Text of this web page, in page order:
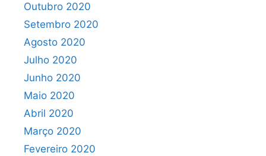
Outubro 2020
Setembro 2020
Agosto 2020
Julho 2020
Junho 2020
Maio 2020
Abril 2020
Março 2020
Fevereiro 2020